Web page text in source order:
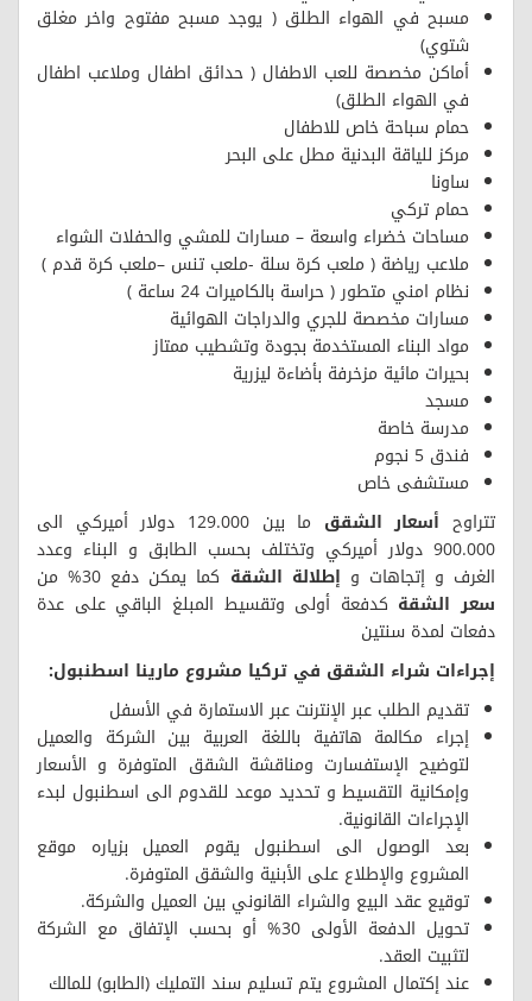
مسبح في الهواء الطلق ( يوجد مسبح مفتوح واخر مغلق
شتوي)
أماكن مخصصة للعب الاطفال ( حدائق اطفال وملاعب اطفال
في الهواء الطلق)
حمام سباحة خاص للاطفال
مركز للياقة البدنية مطل على البحر
ساونا
حمام تركي
مساحات خضراء واسعة – مسارات للمشي والحفلات الشواء
ملاعب رياضة ( ملعب كرة سلة -ملعب تنس –ملعب كرة قدم )
نظام امني متطور ( حراسة بالكاميرات 24 ساعة )
مسارات مخصصة للجري والدراجات الهوائية
مواد البناء المستخدمة بجودة وتشطيب ممتاز
بحيرات مائية مزخرفة بأضاءة ليزرية
مسجد
مدرسة خاصة
فندق 5 نجوم
مستشفى خاص
تتراوح أسعار الشقق
ما بين 129.000 دولار أميركي الى
900.000 دولار أميركي وتختلف بحسب الطابق و البناء وعدد
الغرف و إتجاهات و إطلالة الشقة كما يمكن دفع 30% من
سعر الشقة كدفعة أولى وتقسيط المبلغ الباقي على عدة
دفعات لمدة سنتين
إجراءات شراء الشقق في تركيا مشروع مارينا اسطنبول:
تقديم الطلب عبر الإنترنت عبر الاستمارة في الأسفل
إجراء مكالمة هاتفية باللغة العربية بين الشركة والعميل
لتوضيح الإستفسارت ومناقشة الشقق المتوفرة و الأسعار
وإمكانية التقسيط و تحديد موعد للقدوم الى اسطنبول لبدء
الإجراءات القانونية.
بعد الوصول الى اسطنبول يقوم العميل بزياره موقع
المشروع والإطلاع على الأبنية والشقق المتوفرة.
توقيع عقد البيع والشراء القانوني بين العميل والشركة.
تحويل الدفعة الأولى 30% أو بحسب الإتفاق مع الشركة
لتثبيت العقد.
عند إكتمال المشروع يتم تسليم سند التمليك (الطابو) للمالك